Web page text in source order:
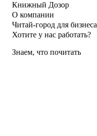
Книжный Дозор
О компании
Читай-город для бизнеса
Хотите у нас работать?
Знаем, что почитать